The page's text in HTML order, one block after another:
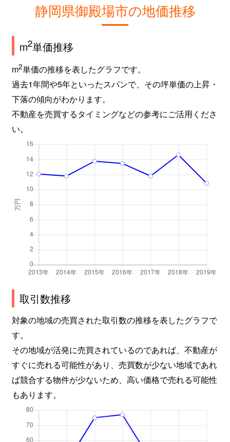
静岡県御殿場市の地価推移
m2単価推移
m2単価の推移を表したグラフです。
過去1年間や5年といったスパンで、その坪単価の上昇・
下落の傾向がわかります。
不動産を売買するタイミングなどの参考にご活用くださ
い。
取引数推移
対象の地域の売買された取引数の推移を表したグラフで
す。
その地域が活発に売買されているのであれば、不動産が
すぐに売れる可能性があり、売買数が少ない地域であれ
ば競合する物件が少ないため、高い価格で売れる可能性
もあります。